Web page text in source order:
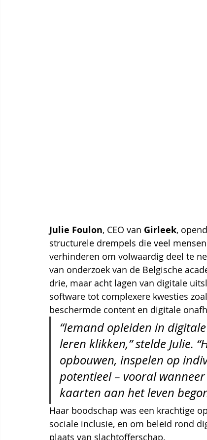
Julie Foulon, CEO van Girleek,
structurele drempels die veel
verhinderen om volwaardig deel te
van onderzoek van de Belgische
drie, maar acht lagen van digitale
software tot complexere kwesties
beschermde content en digitale
“Iemand opleiden in
leren klikken,” stelde Julie.
opbouwen, inspelen op
potentieel – vooral
kaarten aan het leven
Haar boodschap was een krachtige
sociale inclusie, en om beleid rond
plaats van slachtofferschap.